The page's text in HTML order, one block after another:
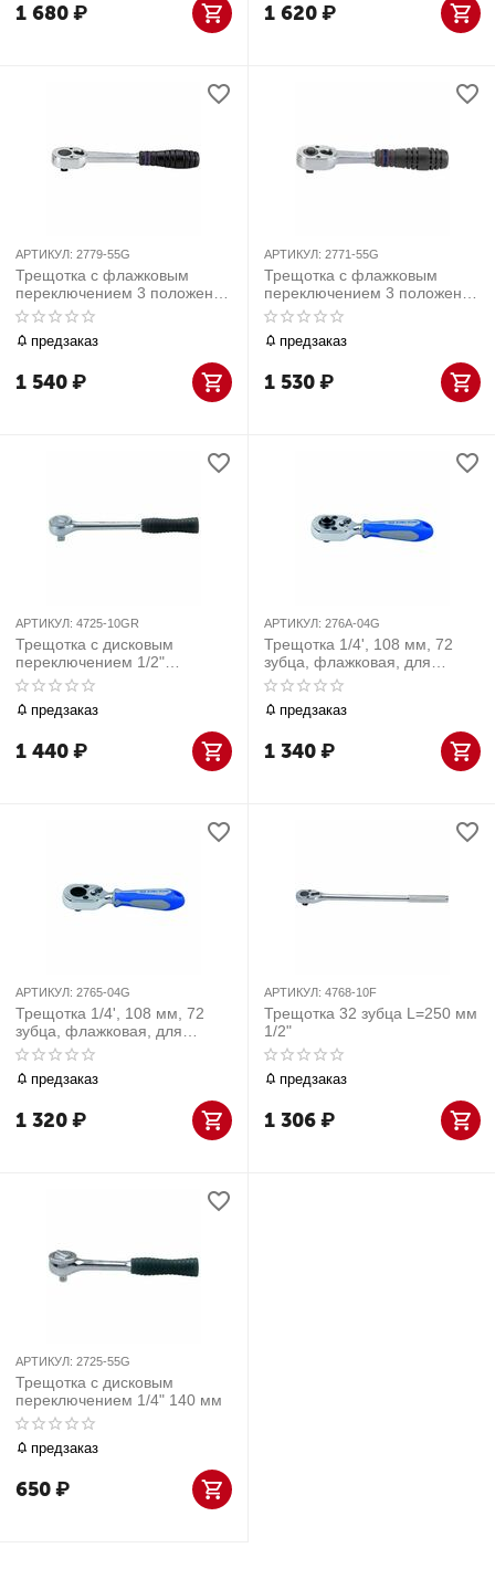
1 680₽ 1 620₽
АРТИКУЛ: 2779-55G
Трещотка с флажковым
переключением 3 положения
1/4", 140мм
предзаказ
1 540₽
АРТИКУЛ: 2771-55G
Трещотка с флажковым
переключением 3 положения
1/4" 140 мм с кнопкой
предзаказ
1 530₽
АРТИКУЛ: 4725-10GR
Трещотка с дисковым
переключением 1/2"
резиновая ручка
предзаказ
1 440₽
АРТИКУЛ: 276A-04G
Трещотка 1/4', 108 мм, 72
зубца, флажковая, для
головок и вставок (бит)
предзаказ
1 340₽
АРТИКУЛ: 2765-04G
Трещотка 1/4', 108 мм, 72
зубца, флажковая, для
вставок (бит)
предзаказ
1 320₽
АРТИКУЛ: 4768-10F
Трещотка 32 зубца L=250 мм
1/2"
предзаказ
1 306₽
АРТИКУЛ: 2725-55G
Трещотка с дисковым
переключением 1/4" 140 мм
предзаказ
650₽